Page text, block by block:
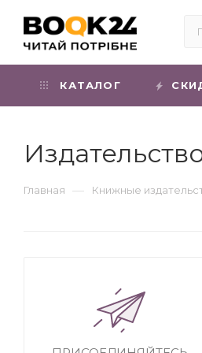
КАТАЛОГ
Главная — Книжные